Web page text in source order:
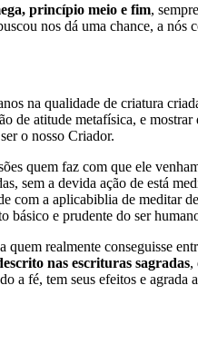
princípio meio e fim,
nos dá uma chance, a nós
na qualidade de criatura
de atitude metafísica, e
o nosso Criador.
quem faz com que ele
sem a devida ação de está
com a aplicabiblia de meditar
básico e prudente do ser
realmente conseguisse
nas escrituras sagradas,
a fé, tem seus efeitos e agrada